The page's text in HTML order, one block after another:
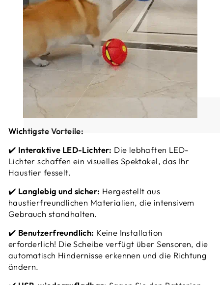
Wichtigste Vorteile:
✔️ Interaktive LED-Lichter: Die lebhaften LED-
Lichter schaffen ein visuelles Spektakel, das Ihr
Haustier fesselt.
✔️ Langlebig und sicher: Hergestellt aus
haustierfreundlichen Materialien, die intensivem
Gebrauch standhalten.
✔️ Benutzerfreundlich: Keine Installation
erforderlich! Die Scheibe verfügt über Sensoren, die
automatisch Hindernisse erkennen und die Richtung
ändern.